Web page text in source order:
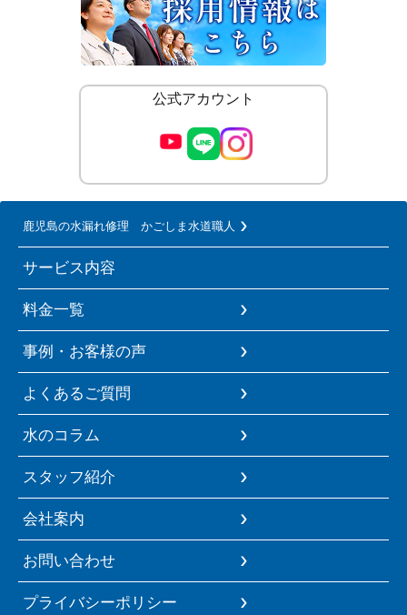
公式アカウント
鹿児島の水漏れ修理 かごしま水道職人
サービス内容
料金一覧
事例・お客様の声
よくあるご質問
水のコラム
スタッフ紹介
会社案内
お問い合わせ
プライバシーポリシー